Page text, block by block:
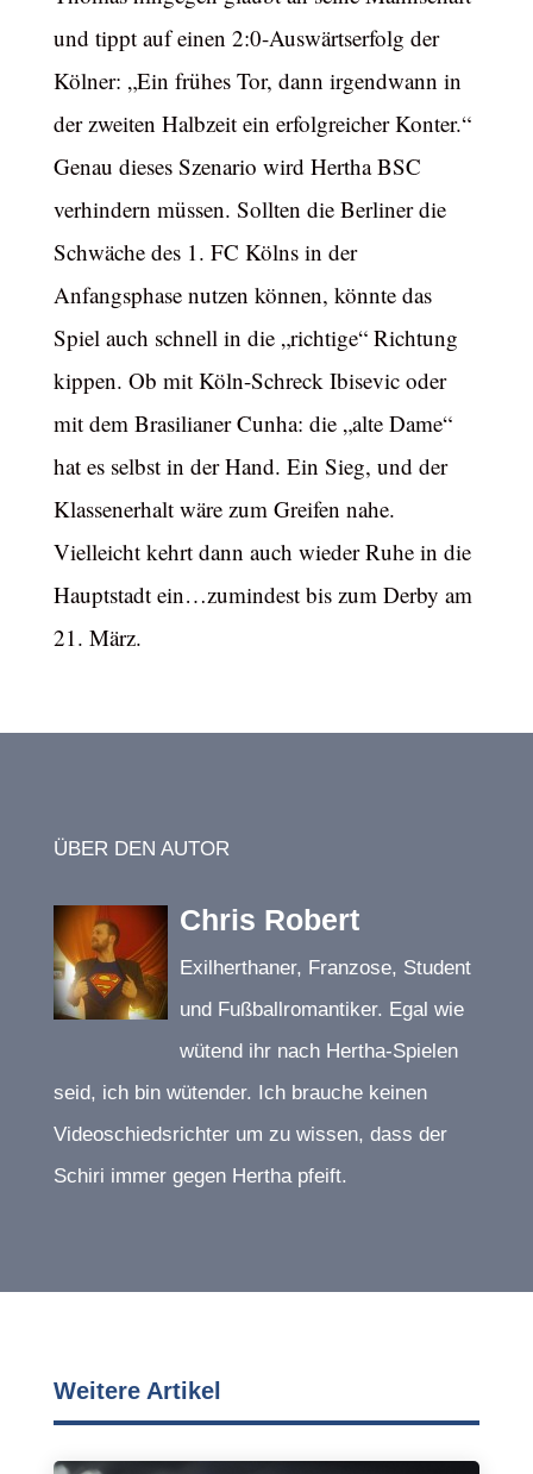
und tippt auf einen 2:0-Auswärtserfolg der
Kölner: „Ein frühes Tor, dann irgendwann in
der zweiten Halbzeit ein erfolgreicher Konter.“
Genau dieses Szenario wird Hertha BSC
verhindern müssen. Sollten die Berliner die
Schwäche des 1. FC Kölns in der
Anfangsphase nutzen können, könnte das
Spiel auch schnell in die „richtige“ Richtung
kippen. Ob mit Köln-Schreck Ibisevic oder
mit dem Brasilianer Cunha: die „alte Dame“
hat es selbst in der Hand. Ein Sieg, und der
Klassenerhalt wäre zum Greifen nahe.
Vielleicht kehrt dann auch wieder Ruhe in die
Hauptstadt ein…zumindest bis zum Derby am
21. März.
ÜBER DEN AUTOR
Chris Robert
Exilherthaner, Franzose, Student
und Fußballromantiker. Egal wie
wütend ihr nach Hertha-Spielen
seid, ich bin wütender. Ich brauche keinen
Videoschiedsrichter um zu wissen, dass der
Schiri immer gegen Hertha pfeift.
Weitere Artikel